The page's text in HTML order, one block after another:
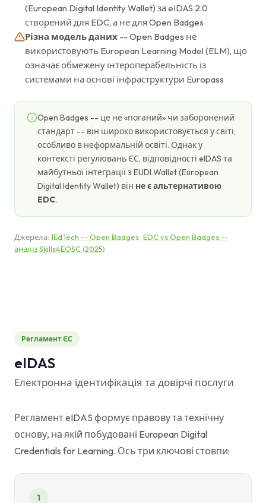
(European Digital Identity Wallet) за eIDAS 2.0
створений для EDC, а не для Open Badges
Різна модель даних -- Open Badges не
використовують European Learning Model (ELM), що
означає обмежену інтероперабельність із
системами на основі інфраструктури Europass
Open Badges -- це не «поганий» чи заборонений
стандарт -- він широко використовується у світі,
особливо в неформальній освіті. Однак у
контексті регулювань ЄС, відповідності eIDAS та
майбутньої інтеграції з EUDI Wallet (European
Digital Identity Wallet) він не є альтернативою
EDC.
Джерела: 1EdTech -- Open Badges·EDC vs Open Badges --
аналіз Skills4EOSC (2025)
Регламент ЄС
eIDAS
Електронна ідентифікація та довірчі послуги
Регламент eIDAS формує правову та технічну
основу, на якій побудовані European Digital
Credentials for Learning. Ось три ключові стовпи:
1